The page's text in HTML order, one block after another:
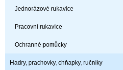
Jednorázové rukavice
Pracovní rukavice
Ochranné pomůcky
Hadry, prachovky, chňapky, ručníky